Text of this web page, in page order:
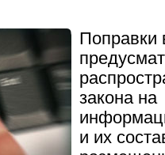
Поправки
закона на
и их